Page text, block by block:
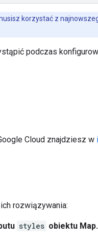
korzystać z
podczas
Cloud znajdziesz w
rozwiązywania:
styles obiektu Map.